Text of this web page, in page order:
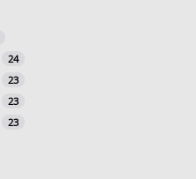
24
23
23
23